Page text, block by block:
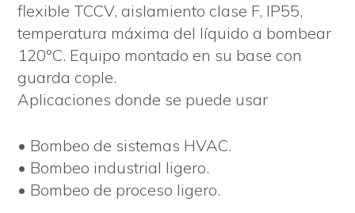
flexible TCCV, aislamiento clase F, IP55,
temperatura máxima del líquido a bombear
120°C. Equipo montado en su base con
guarda cople.
Aplicaciones donde se puede usar
• Bombeo de sistemas HVAC.
• Bombeo industrial ligero.
• Bombeo de proceso ligero.